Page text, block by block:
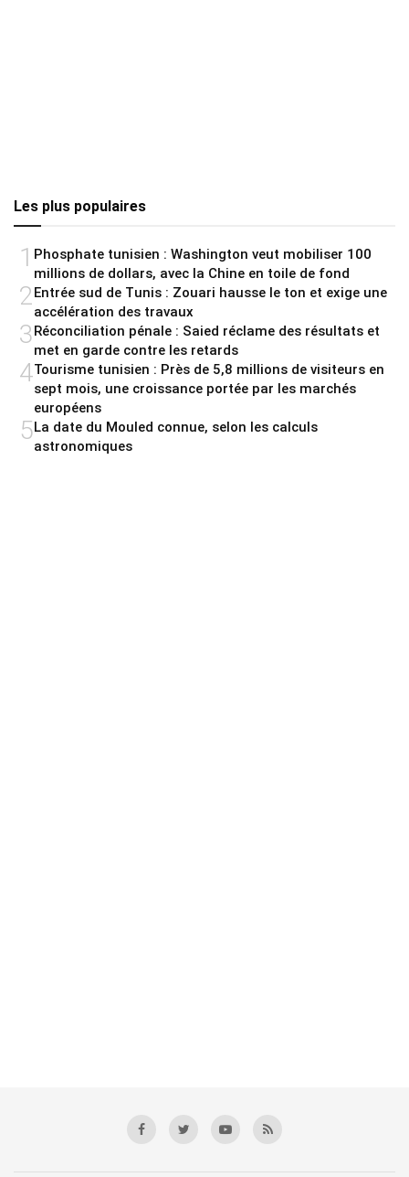
Les plus populaires
1 Phosphate tunisien : Washington veut mobiliser 100
millions de dollars, avec la Chine en toile de fond
2Entrée sud de Tunis : Zouari hausse le ton et exige une
accélération des travaux
3Réconciliation pénale : Saied réclame des résultats et
met en garde contre les retards
4Tourisme tunisien : Près de 5,8 millions de visiteurs en
sept mois, une croissance portée par les marchés
européens
5La date du Mouled connue, selon les calculs
astronomiques